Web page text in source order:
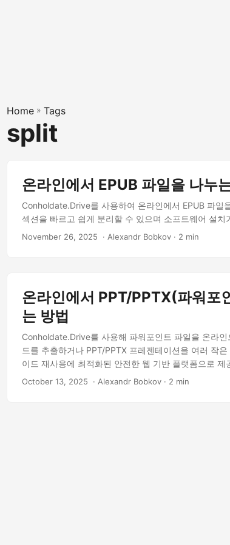
Home » Tags
split
온라인에서 EPUB 파일을 나누
Conholdate.Drive를 사용하여 온라인에서 EPUB 파일
섹션을 빠르고 쉽게 분리할 수 있으며 소프트웨어 설치
November 26, 2025 ‎ · Alexandr Bobkov · 2 min
온라인에서 PPT/PPTX(파워포
는 방법
Conholdate.Drive를 사용해 파워포인트 파일을 온라
드를 추출하거나 PPT/PPTX 프레젠테이션을 여러 작
이드 재사용에 최적화된 안전한 웹 기반 플랫폼으로 제
October 13, 2025 ‎ · Alexandr Bobkov · 2 min